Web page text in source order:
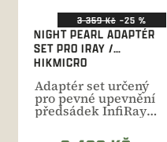
3 359 Kč –25 %
NIGHT PEARL ADAPTÉR
SET PRO IRAY /
HIKMICRO
Adaptér set určený
pro pevné upevnění
předsádek InfiRay /
Hikmicro na denní...